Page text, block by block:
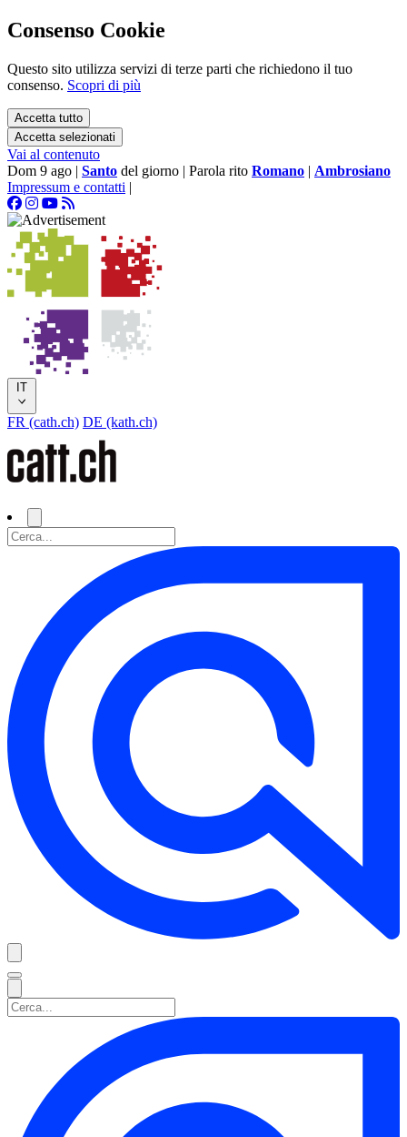
Consenso Cookie
Questo sito utilizza servizi di terze parti che richiedono il tuo
consenso. Scopri di più
Accetta tutto
Accetta selezionati
Vai al contenuto
Dom 9 ago | Santo del giorno | Parola rito Romano | Ambrosiano
Impressum e contatti |
IT
FR (cath.ch) DE (kath.ch)